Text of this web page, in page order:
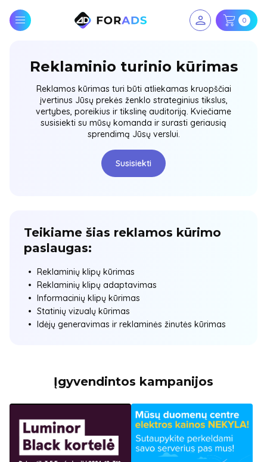
0
Reklaminio turinio kūrimas
Reklamos kūrimas turi būti atliekamas kruopščiai
įvertinus Jūsų prekės ženklo strateginius tikslus,
vertybes, poreikius ir tikslinę auditoriją. Kviečiame
susisiekti su mūsų komanda ir surasti geriausią
sprendimą Jūsų verslui.
Susisiekti
Teikiame šias reklamos kūrimo
paslaugas:
Reklaminių klipų kūrimas
Reklaminių klipų adaptavimas
Informacinių klipų kūrimas
Statinių vizualų kūrimas
Idėjų generavimas ir reklaminės žinutės kūrimas
Įgyvendintos kampanijos